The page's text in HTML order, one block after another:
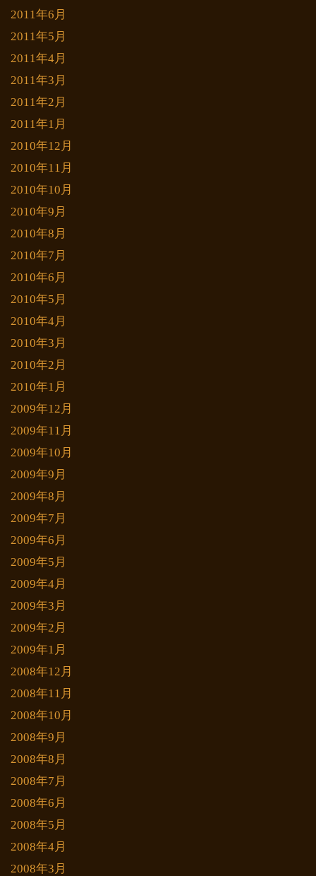
2011年6月
2011年5月
2011年4月
2011年3月
2011年2月
2011年1月
2010年12月
2010年11月
2010年10月
2010年9月
2010年8月
2010年7月
2010年6月
2010年5月
2010年4月
2010年3月
2010年2月
2010年1月
2009年12月
2009年11月
2009年10月
2009年9月
2009年8月
2009年7月
2009年6月
2009年5月
2009年4月
2009年3月
2009年2月
2009年1月
2008年12月
2008年11月
2008年10月
2008年9月
2008年8月
2008年7月
2008年6月
2008年5月
2008年4月
2008年3月